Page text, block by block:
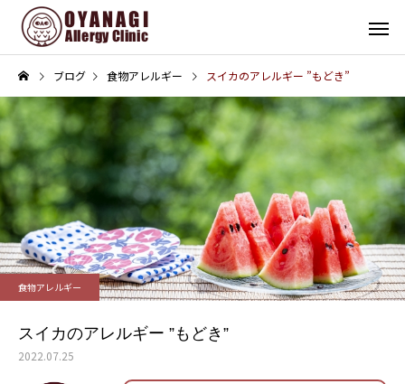
その他
子宮頸がん予防接種（HPV
ワクチン）を開始します
インフォメーション
4周年！
ブログ 食物アレルギー スイカのアレルギー ”もどき”
食物アレルギー
スイカのアレルギー ”もどき”
2022.07.25